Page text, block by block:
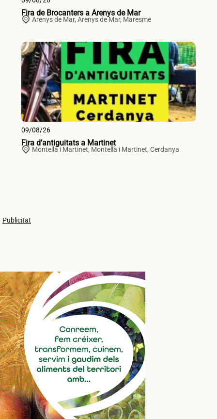
Fira de Brocanters a Arenys de Mar
Arenys de Mar, Arenys de Mar, Maresme
09/08/26
Fira d’antiguitats a Martinet
Montellà i Martinet, Montellà i Martinet, Cerdanya
Publicitat